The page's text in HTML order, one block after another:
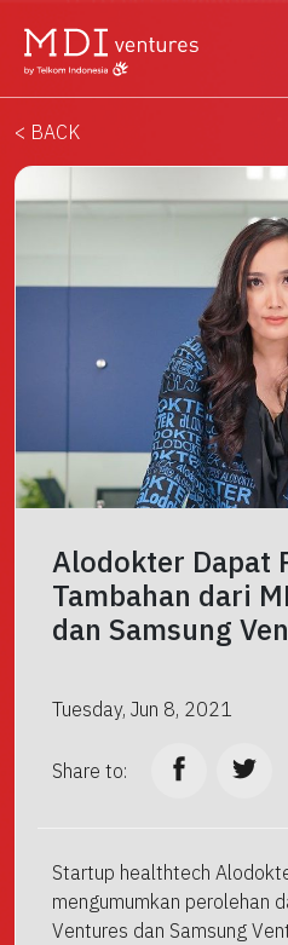
< BACK
Alodokter Dapat
Tambahan dari
dan Samsung
Tuesday, Jun 8, 2021
Share to:
Startup healthtech
mengumumkan perolehan
Ventures dan Samsung